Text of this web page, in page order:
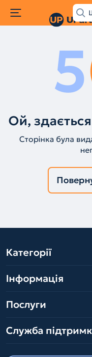
5
Ой,
Сторінка була
Категорії
Інформація
Послуги
Служба